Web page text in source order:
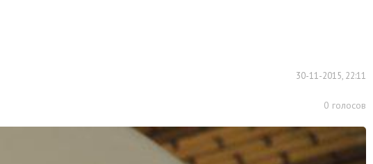
30-11-2015, 22:11
0 голосов